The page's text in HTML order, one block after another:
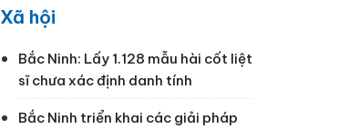
Xã hội
Bắc Ninh: Lấy 1.128 mẫu hài cốt liệt
sĩ chưa xác định danh tính
Bắc Ninh triển khai các giải pháp